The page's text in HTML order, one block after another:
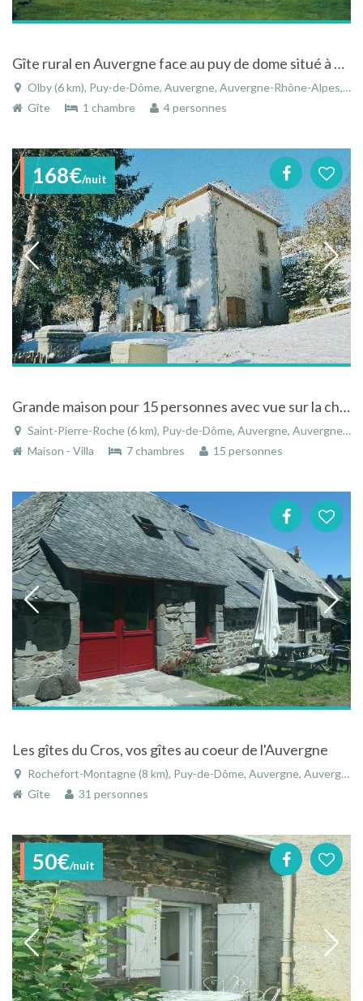
Gîte rural en Auvergne face au puy de dome situé à 20 kilomètres à l'ouest de Clermont-Ferrand.
Olby (6 km), Puy-de-Dôme, Auvergne, Auvergne-Rhône-Alpes, France
Gîte
1 chambre 4 personnes
168€/nuit
Grande maison pour 15 personnes avec vue sur la chaine des puys et le-puy-de-dome
Saint-Pierre-Roche (6 km), Puy-de-Dôme, Auvergne, Auvergne-Rhône-Alpes, France
Maison - Villa
7 chambres 15 personnes
Les gîtes du Cros, vos gîtes au coeur de l'Auvergne
Rochefort-Montagne (8 km), Puy-de-Dôme, Auvergne, Auvergne-Rhône-Alpes, France
Gîte
31 personnes
50€/nuit